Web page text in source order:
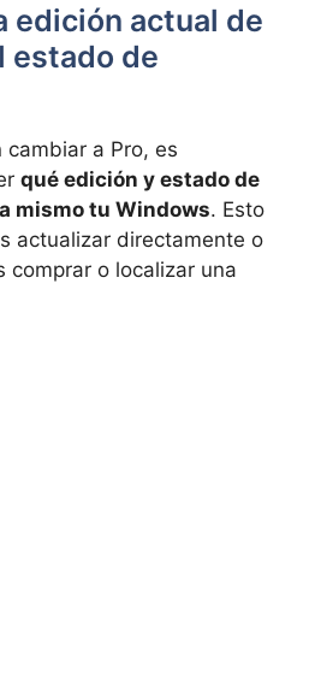
edición actual de
estado de
a Pro, es
qué edición y estado de
mismo tu Windows. Esto
actualizar directamente o
comprar o localizar una